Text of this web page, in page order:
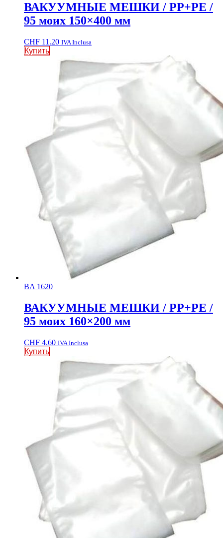
ВАКУУМНЫЕ МЕШКИ / PP+PE /
95 моих 150×400 мм
CHF 11.20 IVA Inclusa
Купить
BA 1620
ВАКУУМНЫЕ МЕШКИ / PP+PE /
95 моих 160×200 мм
CHF 4.60 IVA Inclusa
Купить